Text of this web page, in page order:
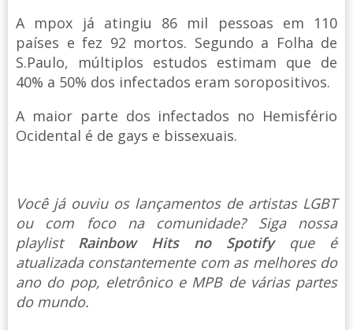
A mpox já atingiu 86 mil pessoas em 110
países e fez 92 mortos. Segundo a Folha de
S.Paulo, múltiplos estudos estimam que de
40% a 50% dos infectados eram soropositivos.
A maior parte dos infectados no Hemisfério
Ocidental é de gays e bissexuais.
Você já ouviu os lançamentos de artistas LGBT
ou com foco na comunidade? Siga nossa
playlist Rainbow Hits no Spotify que é
atualizada constantemente com as melhores do
ano do pop, eletrônico e MPB de várias partes
do mundo.